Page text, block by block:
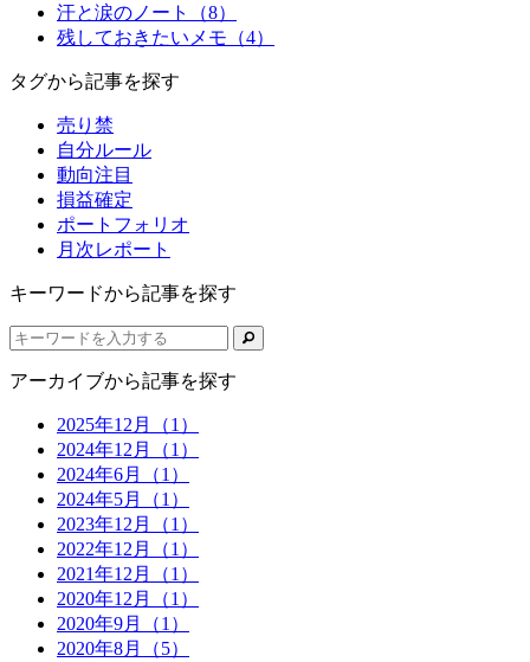
汗と涙のノート（8）
残しておきたいメモ（4）
タグから記事を探す
売り禁
自分ルール
動向注目
損益確定
ポートフォリオ
月次レポート
キーワードから記事を探す
アーカイブから記事を探す
2025年12月（1）
2024年12月（1）
2024年6月（1）
2024年5月（1）
2023年12月（1）
2022年12月（1）
2021年12月（1）
2020年12月（1）
2020年9月（1）
2020年8月（5）